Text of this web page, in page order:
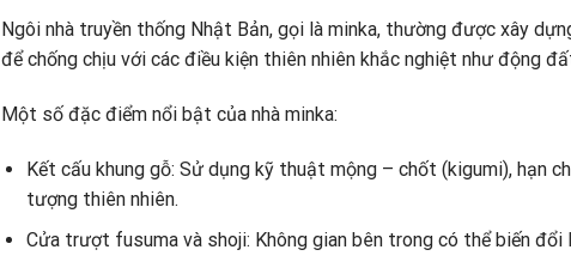
Ngôi nhà truyền thống Nhật Bản, gọi là minka, thường được xây
để chống chịu với các điều kiện thiên nhiên khắc nghiệt như động
Một số đặc điểm nổi bật của nhà minka:
Kết cấu khung gỗ: Sử dụng kỹ thuật mộng – chốt (kigumi), hạn
tượng thiên nhiên.
Cửa trượt fusuma và shoji: Không gian bên trong có thể biến